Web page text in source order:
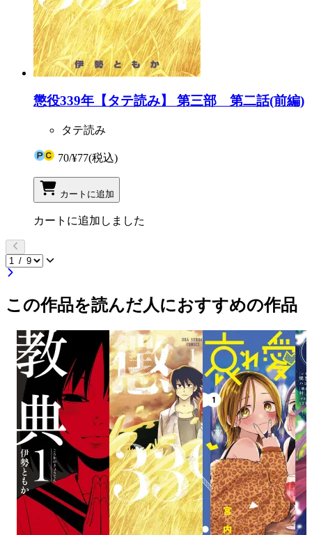
懲役339年【タテ読み】 第三部 第二話(前編)
タテ読み
70/¥77(税込)
カートに追加
カートに追加しました
この作品を読んだ人におすすめの作品